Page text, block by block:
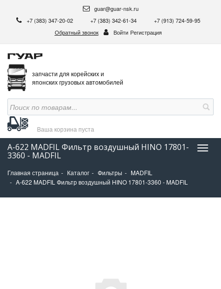
guar@guar-nsk.ru
+7 (383) 347-20-02
+7 (383) 342-61-34
+7 (913) 724-59-95
Обратный звонок
Войти Регистрация
запчасти для корейских и
японских грузовых автомобилей
Ваша корзина пуста
A-622 MADFIL Фильтр воздушный HINO 17801-
3360 - MADFIL
Главная страница Каталог Фильтры
MADFIL
A-622 MADFIL Фильтр воздушный HINO 17801-3360 - MADFIL